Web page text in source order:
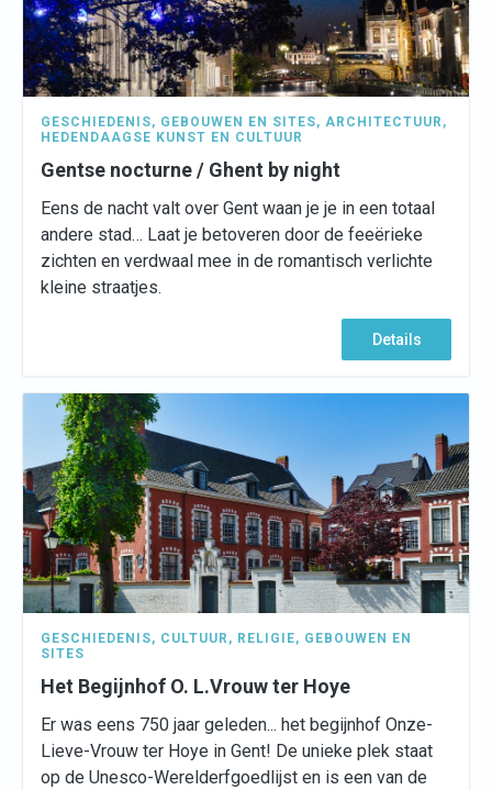
GESCHIEDENIS, GEBOUWEN EN SITES, ARCHITECTUUR ,
HEDENDAAGSE KUNST EN CULTUUR
Gentse nocturne / Ghent by night
Eens de nacht valt over Gent waan je je in een totaal
andere stad… Laat je betoveren door de feeërieke
zichten en verdwaal mee in de romantisch verlichte
kleine straatjes.
Details
GESCHIEDENIS, CULTUUR , RELIGIE, GEBOUWEN EN
SITES
Het Begijnhof O. L.Vrouw ter Hoye
Er was eens 750 jaar geleden... het begijnhof Onze-
Lieve-Vrouw ter Hoye in Gent! De unieke plek staat
op de Unesco-Werelderfgoedlijst en is een van de